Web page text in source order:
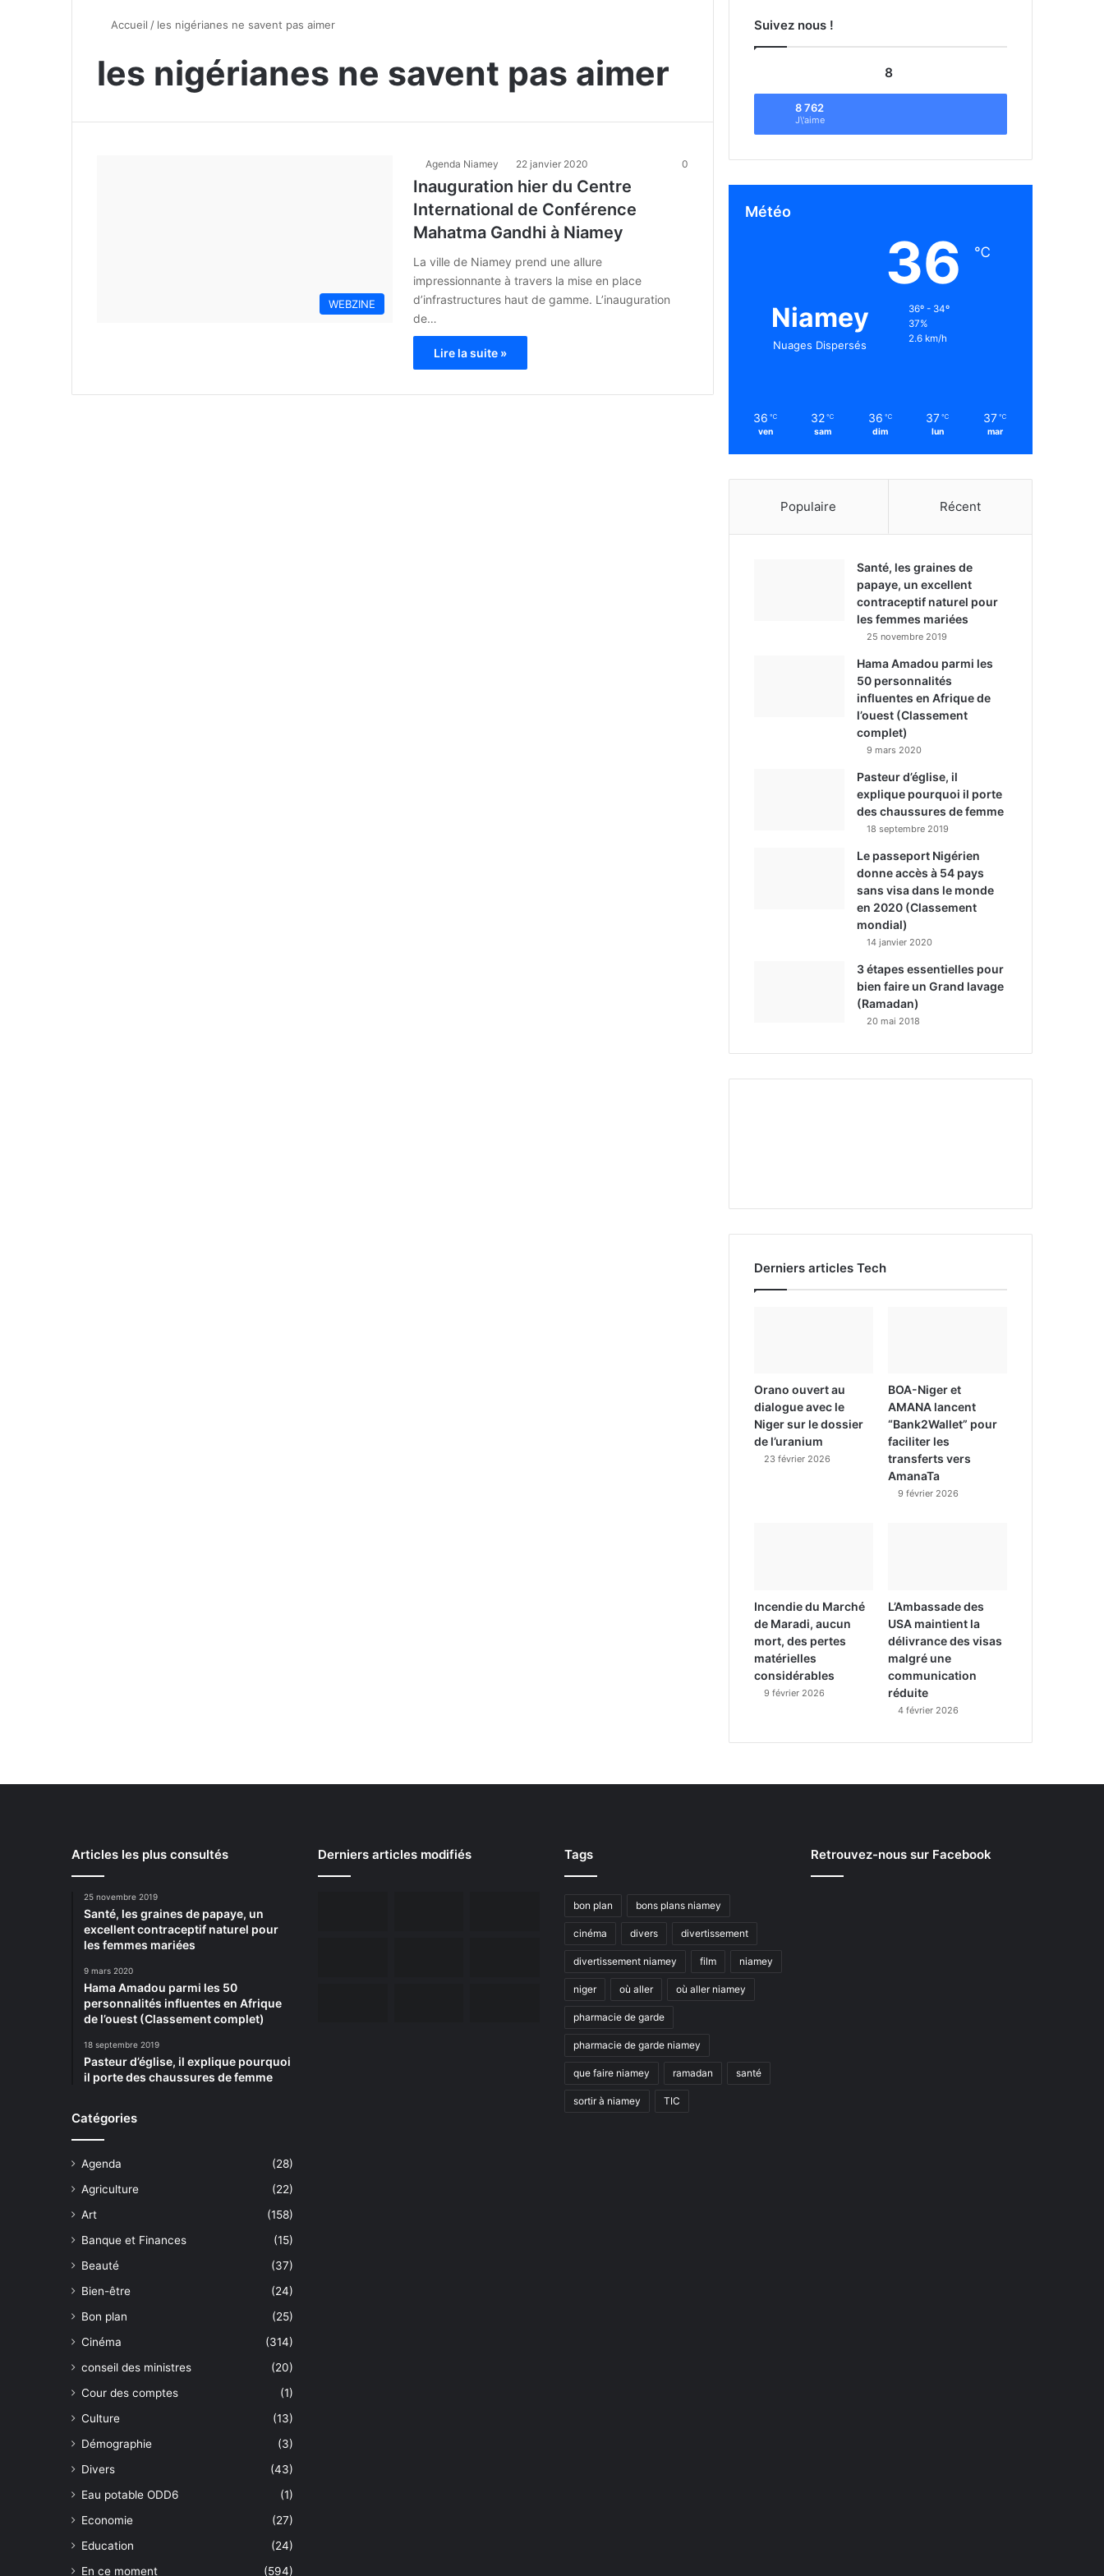
Accueil / les nigérianes ne savent pas aimer
les nigérianes ne savent pas aimer
WEBZINE
Agenda Niamey 22 janvier 2020 0
Inauguration hier du Centre
International de Conférence
Mahatma Gandhi à Niamey
La ville de Niamey prend une allure
impressionnante à travers la mise en place
d’infrastructures haut de gamme. L’inauguration
de…
Lire la suite »
Suivez nous !
8
8 762
J\'aime
Météo
Niamey
Nuages Dispersés
36 ℃
36º - 34º
37%
2.6 km/h
36 ℃
ven
32 ℃
sam
36 ℃
dim
37 ℃
lun
37 ℃
mar
Populaire Récent
Santé, les graines de
papaye, un excellent
contraceptif naturel pour
les femmes mariées
25 novembre 2019
Hama Amadou parmi les
50 personnalités
influentes en Afrique de
l’ouest (Classement
complet)
9 mars 2020
Pasteur d’église, il
explique pourquoi il porte
des chaussures de femme
18 septembre 2019
Le passeport Nigérien
donne accès à 54 pays
sans visa dans le monde
en 2020 (Classement
mondial)
14 janvier 2020
3 étapes essentielles pour
bien faire un Grand lavage
(Ramadan)
20 mai 2018
Derniers articles Tech
Orano ouvert au
dialogue avec le
Niger sur le dossier
de l’uranium
23 février 2026
BOA-Niger et
AMANA lancent
“Bank2Wallet” pour
faciliter les
transferts vers
AmanaTa
9 février 2026
Incendie du Marché
de Maradi, aucun
mort, des pertes
matérielles
considérables
9 février 2026
L’Ambassade des
USA maintient la
délivrance des visas
malgré une
communication
réduite
4 février 2026
Articles les plus consultés
25 novembre 2019
Santé, les graines de papaye, un
excellent contraceptif naturel pour
les femmes mariées
9 mars 2020
Hama Amadou parmi les 50
personnalités influentes en Afrique
de l’ouest (Classement complet)
18 septembre 2019
Pasteur d’église, il explique pourquoi
il porte des chaussures de femme
Catégories
Agenda
(28)
Agriculture
(22)
Art
(158)
Banque et Finances
(15)
Beauté
(37)
Bien-être
(24)
Bon plan
(25)
Cinéma
(314)
conseil des ministres
(20)
Cour des comptes
(1)
Culture
(13)
Démographie
(3)
Divers
(43)
Eau potable ODD6
(1)
Economie
(27)
Education
(24)
En ce moment
(594)
Derniers articles modifiés Tags
bon plan bons plans niamey
cinéma divers divertissement
divertissement niamey film niamey
niger où aller où aller niamey
pharmacie de garde
pharmacie de garde niamey
que faire niamey ramadan santé
sortir à niamey TIC
Retrouvez-nous sur Facebook